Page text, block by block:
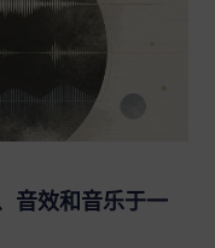
音效和音乐于一